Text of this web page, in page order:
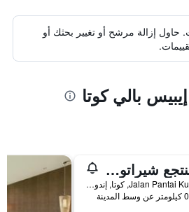
حاول إزالة مرشح أو تغيير بحثك أو
بالي كوتا
منتجع شيراتون بالي كوتا
Jalan Pantai Kuta, كوتا, إندونيسيا